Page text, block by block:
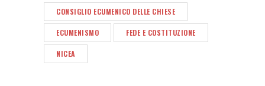
CONSIGLIO ECUMENICO DELLE CHIESE
ECUMENISMO FEDE E COSTITUZIONE
NICEA